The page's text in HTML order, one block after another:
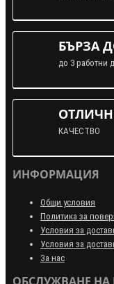
БЪРЗА
до 3 работни
КАЧЕСТВО
ИНФОРМАЦИЯ
Общи условия
Политика за
Условия за
Условия за
За нас